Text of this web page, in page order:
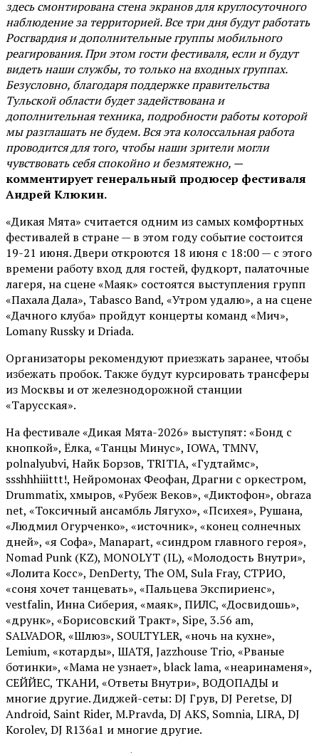
здесь смонтирована стена экранов для круглосуточного
наблюдение за территорией. Все три дня будут работать
Росгвардия и дополнительные группы мобильного
реагирования. При этом гости фестиваля, если и будут
видеть наши службы, то только на входных группах.
Безусловно, благодаря поддержке правительства
Тульской области будет задействована и
дополнительная техника, подробности работы которой
мы разглашать не будем. Вся эта колоссальная работа
проводится для того, чтобы наши зрители могли
чувствовать себя спокойно и безмятежно, —
комментирует генеральный продюсер фестиваля
Андрей Клюкин.
«Дикая Мята» считается одним из самых комфортных
фестивалей в стране — в этом году событие состоится
19-21 июня. Двери откроются 18 июня с 18:00 — с этого
времени работу вход для гостей, фудкорт, палаточные
лагеря, на сцене «Маяк» состоятся выступления групп
«Пахала Дала», Tabasco Band, «Утром удалю», а на сцене
«Дачного клуба» пройдут концерты команд «Мич»,
Lomany Russky и Driada.
Организаторы рекомендуют приезжать заранее, чтобы
избежать пробок. Также будут курсировать трансферы
из Москвы и от железнодорожной станции
«Тарусская».
На фестивале «Дикая Мята-2026» выступят: «Бонд с
кнопкой», Ёлка, «Танцы Минус», IOWA, TMNV,
polnalyubvi, Найк Борзов, TRITIA, «Гудтаймс»,
ssshhhiiittt!, Нейромонах Феофан, Драгни с оркестром,
Drummatix, хмыров, «Рубеж Веков», «Диктофон», obraza
net, «Токсичный ансамбль Лягухо», «Психея», Рушана,
«Людмил Огурченко», «источник», «конец солнечных
дней», «я Софа», Manapart, «синдром главного героя»,
Nomad Punk (KZ), MONOLYT (IL), «Молодость Внутри»,
«Лолита Косс», DenDerty, The OM, Sula Fray, СТРИО,
«соня хочет танцевать», «Пальцева Экспириенс»,
vestfalin, Инна Сиберия, «маяк», ПИЛС, «Досвидошь»,
«друнк», «Борисовский Тракт», Sipe, 3.56 am,
SALVADOR, «Шлюз», SOULTYLER, «ночь на кухне»,
Lemium, «котарды», ШАТЯ, Jazzhouse Trio, «Рваные
ботинки», «Мама не узнает», black lama, «неаринаменя»,
СЕЙЙЕС, ТКАНИ, «Ответы Внутри», ВОДОПАДЫ и
многие другие. Диджей-сеты: DJ Грув, DJ Peretse, DJ
Android, Saint Rider, М.Pravda, DJ AKS, Somnia, LIRA, DJ
Korolev, DJ R136a1 и многие другие.